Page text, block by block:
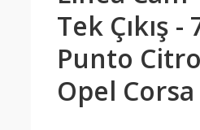
Tek Çıkış
Punto
Opel